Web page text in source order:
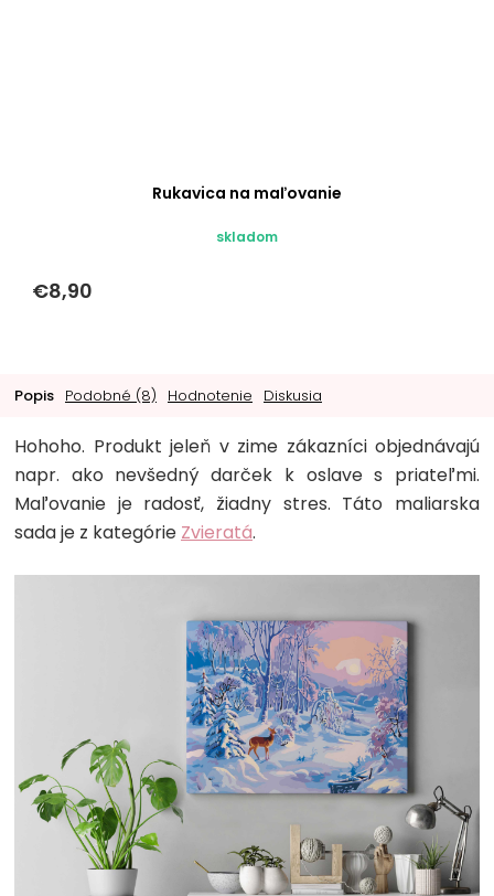
Rukavica na maľovanie
skladom
€8,90
Popis Podobné (8) Hodnotenie Diskusia
Hohoho. Produkt jeleň v zime zákazníci objednávajú
napr. ako nevšedný darček k oslave s priateľmi.
Maľovanie je radosť, žiadny stres. Táto maliarska
sada je z kategórie Zvieratá.